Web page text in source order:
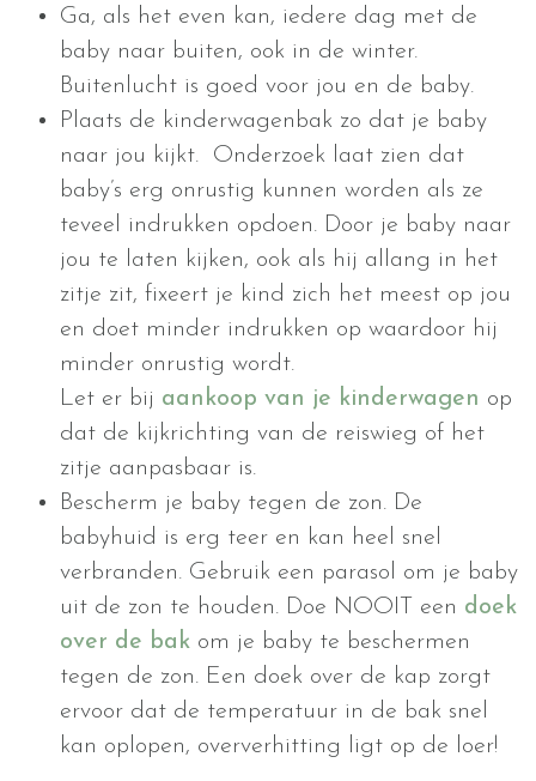
Ga, als het even kan, iedere dag met de
baby naar buiten, ook in de winter.
Buitenlucht is goed voor jou en de baby.
Plaats de kinderwagenbak zo dat je baby
naar jou kijkt. Onderzoek laat zien dat
baby’s erg onrustig kunnen worden als ze
teveel indrukken opdoen. Door je baby naar
jou te laten kijken, ook als hij allang in het
zitje zit, fixeert je kind zich het meest op jou
en doet minder indrukken op waardoor hij
minder onrustig wordt.
Let er bij aankoop van je kinderwagen op
dat de kijkrichting van de reiswieg of het
zitje aanpasbaar is.
Bescherm je baby tegen de zon. De
babyhuid is erg teer en kan heel snel
verbranden. Gebruik een parasol om je baby
uit de zon te houden. Doe NOOIT een doek
over de bak om je baby te beschermen
tegen de zon. Een doek over de kap zorgt
ervoor dat de temperatuur in de bak snel
kan oplopen, oververhitting ligt op de loer!